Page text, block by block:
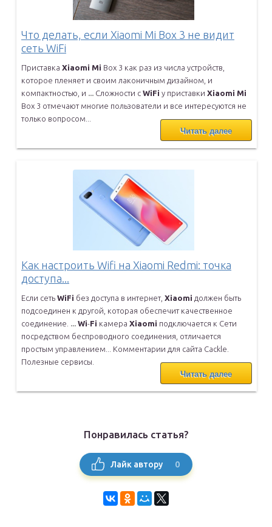
Что делать, если Xiaomi Mi Box 3 не видит
сеть WiFi
Приставка Xiaomi Mi Box 3 как раз из числа устройств,
которое пленяет и своим лаконичным дизайном, и
компактностью, и ... Сложности с WiFi у приставки Xiaomi Mi
Box 3 отмечают многие пользователи и все интересуются не
только вопросом...
Читать далее
Как настроить Wifi на Xiaomi Redmi: точка
доступа...
Если сеть WiFi без доступа в интернет, Xiaomi должен быть
подсоединен к другой, которая обеспечит качественное
соединение. ... Wi-Fi камера Xiaomi подключается к Сети
посредством беспроводного соединения, отличается
простым управлением... Комментарии для сайта Cackle.
Полезные сервисы.
Читать далее
Понравилась статья?
Лайк автору 0